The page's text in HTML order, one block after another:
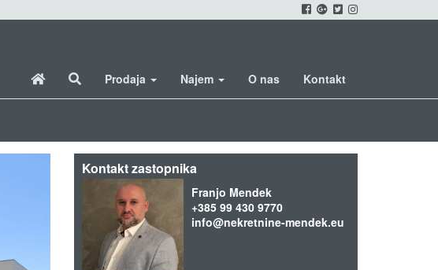
Prodaja Najem O nas Kontakt
Kontakt zastopnika
Franjo Mendek
+385 99 430 9770
info@nekretnine-mendek.eu